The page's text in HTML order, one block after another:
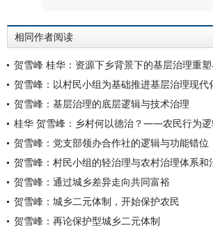
相同作者阅读
贺雪峰 桂华：资源下乡背景下的基层治理重
贺雪峰：以村民小组为基础推进基层治理现代
贺雪峰：基层治理的底层逻辑与技术治理
桂华 贺雪峰：乡村何以德治？——农民行为
贺雪峰：党支部领办合作社的逻辑与功能错位
贺雪峰：村民小组的轻治理与农村治理体系和
贺雪峰：通过城乡差异走向共同富裕
贺雪峰：城乡二元体制，开始保护农民
贺雪峰：再论保护型城乡二元体制